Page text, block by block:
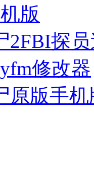
版
2FBI探
修改器
原版手机